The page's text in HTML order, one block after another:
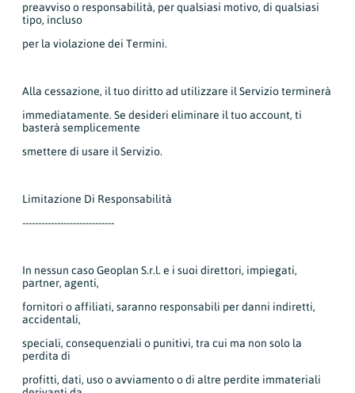
preavviso o responsabilità, per qualsiasi motivo, di qualsiasi
tipo, incluso
per la violazione dei Termini.
Alla cessazione, il tuo diritto ad utilizzare il Servizio terminerà
immediatamente. Se desideri eliminare il tuo account, ti
basterà semplicemente
smettere di usare il Servizio.
Limitazione Di Responsabilità
-----------------------------
In nessun caso Geoplan S.r.l. e i suoi direttori, impiegati,
partner, agenti,
fornitori o affiliati, saranno responsabili per danni indiretti,
accidentali,
speciali, consequenziali o punitivi, tra cui ma non solo la
perdita di
profitti, dati, uso o avviamento o di altre perdite immateriali